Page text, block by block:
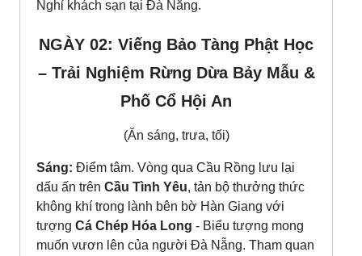
Nghỉ khách sạn tại Đà Nẵng.
NGÀY 02: Viếng Bảo Tàng Phật Học
– Trải Nghiệm Rừng Dừa Bảy Mẫu &
Phố Cổ Hội An
(Ăn sáng, trưa, tối)
Sáng: Điểm tâm. Vòng qua Cầu Rồng lưu lại
dấu ấn trên Cầu Tình Yêu, tản bộ thưởng thức
không khí trong lành bên bờ Hàn Giang với
tượng Cá Chép Hóa Long - Biểu tượng mong
muốn vươn lên của người Đà Nẵng. Tham quan